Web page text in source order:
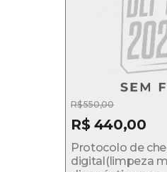
R$ 550,00
R$ 440,00
Protocolo de
digital(limpeza